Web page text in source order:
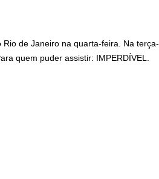
de Janeiro na quarta-feira. Na terça-
quem puder assistir: IMPERDÍVEL.